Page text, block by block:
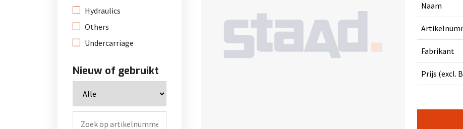
Hydraulics
Others
Undercarriage
Nieuw of gebruikt
Naam
Fabrikant
Prijs (excl.